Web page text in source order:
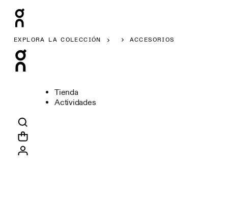
EXPLORA LA COLECCIÓN ACCESORIOS
Tienda
Actividades